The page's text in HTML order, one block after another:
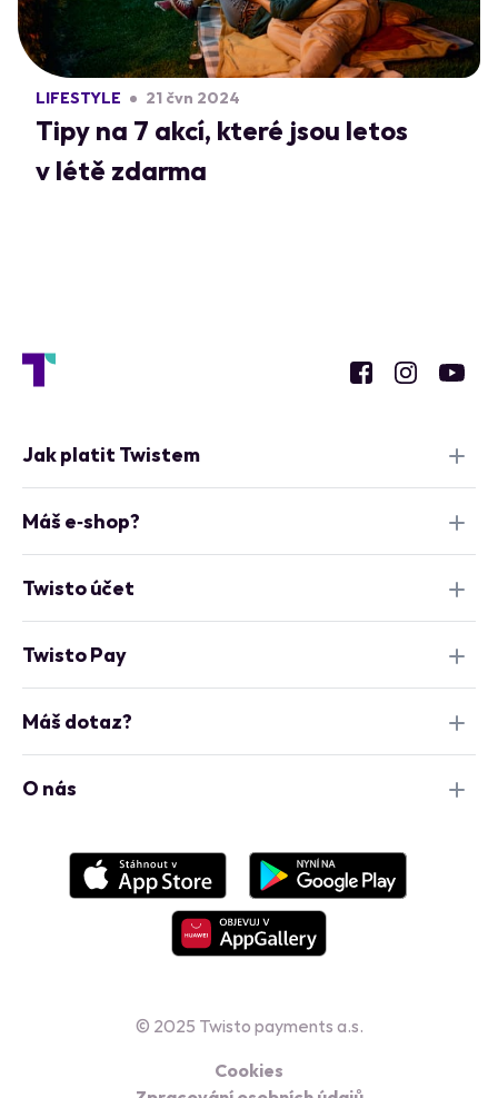
LIFESTYLE 21 čvn 2024
Tipy na 7 akcí, které jsou letos
v létě zdarma
Jak platit Twistem
Máš e‑shop?
Twisto účet
Twisto Pay
Máš dotaz?
O nás
© 2025 Twisto payments a.s.
Cookies